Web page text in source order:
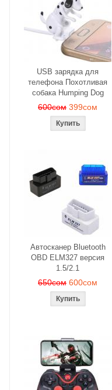
USB зарядка для
телефона Похотливая
собака Humping Dog
600сом 399сом
Автосканер Bluetooth
OBD ELM327 версия
1.5/2.1
650сом 600сом